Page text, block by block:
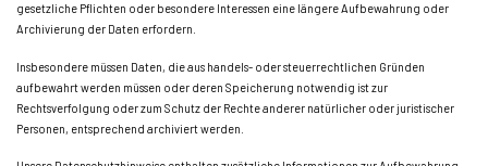
gesetzliche Pflichten oder besondere Interessen eine längere Aufbewahrung oder
Archivierung der Daten erfordern.
Insbesondere müssen Daten, die aus handels- oder steuerrechtlichen Gründen
aufbewahrt werden müssen oder deren Speicherung notwendig ist zur
Rechtsverfolgung oder zum Schutz der Rechte anderer natürlicher oder juristischer
Personen, entsprechend archiviert werden.